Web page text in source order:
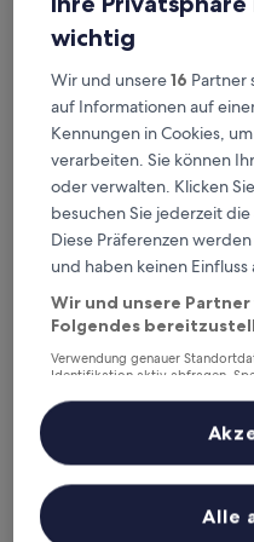
Guest house
Guest house Laule'a
2.5-
Sterne-
Unterkunft
2,9 km von Station
9.0
von
10,
Wunderbar,
(89
Bewertungen)
9,0/10 Wunderbar (89
R HOTEL RE.OSAKA
wichtig
Wir und unsere16 Partner
auf Informationen auf
Kennungen in Cookies,
verarbeiten. Sie können
oder verwalten. Klicken
besuchen Sie jederzeit
Diese Präferenzen
und haben keinen
Wir und unsere
Folgendes
Verwendung genauer
Identifikation aktiv abfragen.
Inhalte, Messung von
Zielgruppenforschung sowie
Liste der Partner
Alle